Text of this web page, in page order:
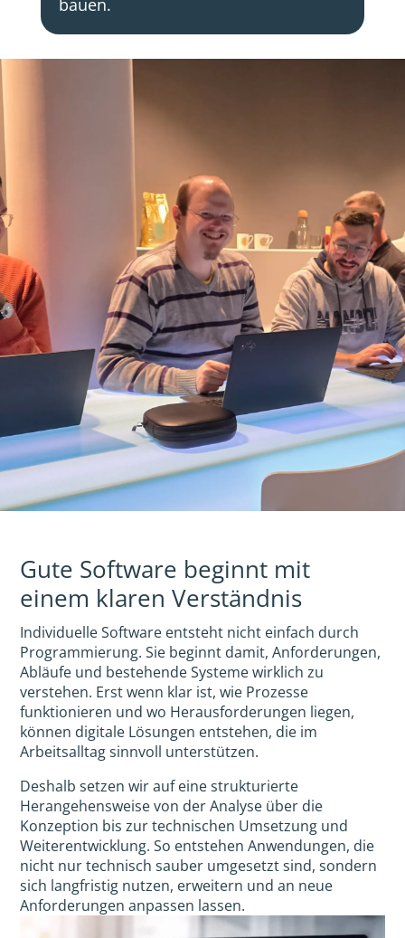
bauen.
Gute Software beginnt mit
einem klaren Verständnis
Individuelle Software entsteht nicht einfach durch
Programmierung. Sie beginnt damit, Anforderungen,
Abläufe und bestehende Systeme wirklich zu
verstehen. Erst wenn klar ist, wie Prozesse
funktionieren und wo Herausforderungen liegen,
können digitale Lösungen entstehen, die im
Arbeitsalltag sinnvoll unterstützen.
Deshalb setzen wir auf eine strukturierte
Herangehensweise von der Analyse über die
Konzeption bis zur technischen Umsetzung und
Weiterentwicklung. So entstehen Anwendungen, die
nicht nur technisch sauber umgesetzt sind, sondern
sich langfristig nutzen, erweitern und an neue
Anforderungen anpassen lassen.